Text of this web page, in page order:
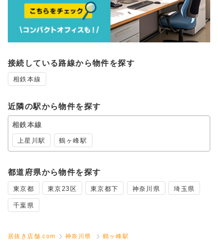
接続している路線から物件を探す
相鉄本線
近隣の駅から物件を探す
相鉄本線
上星川駅 鶴ヶ峰駅
都道府県から物件を探す
東京都 東京23区 東京都下 神奈川県 埼玉県
千葉県
居抜き店舗.com 神奈川県 鶴ヶ峰駅